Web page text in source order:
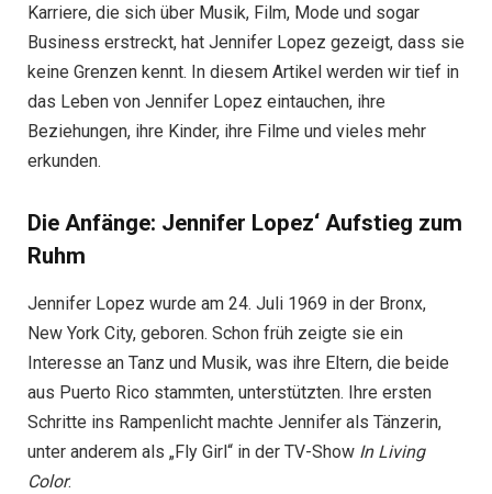
Karriere, die sich über Musik, Film, Mode und sogar
Business erstreckt, hat Jennifer Lopez gezeigt, dass sie
keine Grenzen kennt. In diesem Artikel werden wir tief in
das Leben von Jennifer Lopez eintauchen, ihre
Beziehungen, ihre Kinder, ihre Filme und vieles mehr
erkunden.
Die Anfänge: Jennifer Lopez‘ Aufstieg zum
Ruhm
Jennifer Lopez wurde am 24. Juli 1969 in der Bronx,
New York City, geboren. Schon früh zeigte sie ein
Interesse an Tanz und Musik, was ihre Eltern, die beide
aus Puerto Rico stammten, unterstützten. Ihre ersten
Schritte ins Rampenlicht machte Jennifer als Tänzerin,
unter anderem als „Fly Girl“ in der TV-Show In Living
Color.